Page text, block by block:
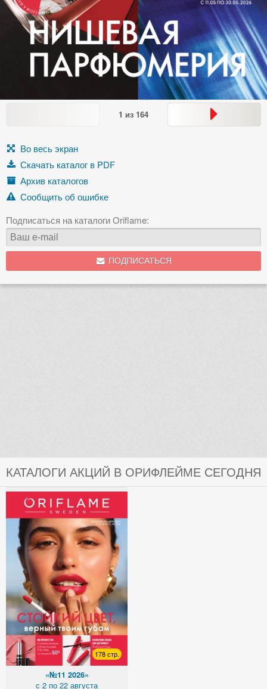
1 из 164
Во весь экран
Скачать каталог в PDF
Архив каталогов
Сообщить об ошибке
Подписаться на каталоги Oriflame:
ПОДПИСАТЬСЯ
КАТАЛОГИ АКЦИЙ В ОРИФЛЕЙМЕ СЕГОДНЯ
178 стр.
«№11 2026»
с 2 по 22 августа